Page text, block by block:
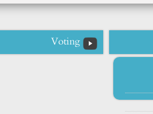
Voting